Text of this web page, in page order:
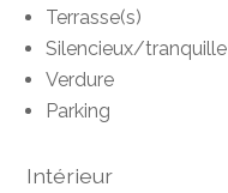
Terrasse(s)
Silencieux/tranquille
Verdure
Parking
Intérieur